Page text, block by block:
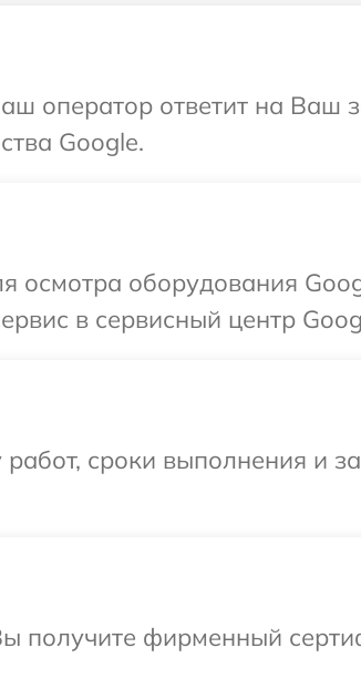
оператор ответит на Ваш
Google.
осмотра оборудования
в сервисный центр
сроки выполнения и
получите фирменный